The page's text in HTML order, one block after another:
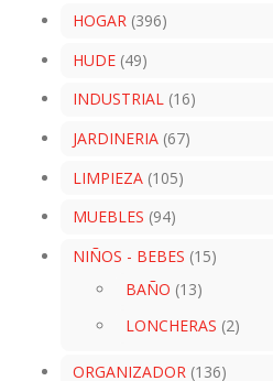
HOGAR (396)
HUDE (49)
INDUSTRIAL (16)
JARDINERIA (67)
LIMPIEZA (105)
MUEBLES (94)
NIÑOS - BEBES (15)
BAÑO (13)
LONCHERAS (2)
ORGANIZADOR (136)